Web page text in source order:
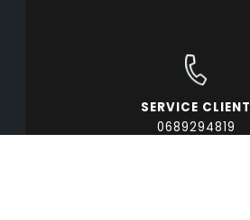
SERVICE CLIENT
0689294819